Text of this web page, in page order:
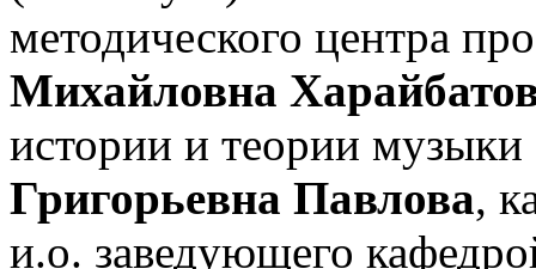
методического центра
Михайловна
истории и теории
Григорьевна Павлова,
и.о. заведующего